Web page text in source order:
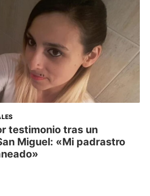
testimonio tras un
Miguel: «Mi padrastro